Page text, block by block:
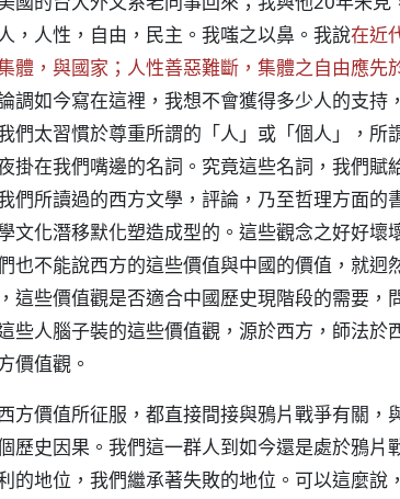
，人性，自由，民主。我嗤之以鼻。我說在近
體，與國家；人性善惡難斷，集體之自由應先
調如今寫在這裡，我想不會獲得多少人的支持
們太習慣於尊重所謂的「人」或「個人」，所
掛在我們嘴邊的名詞。究竟這些名詞，我們賦
們所讀過的西方文學，評論，乃至哲理方面的
文化潛移默化塑造成型的。這些觀念之好好壞
也不能說西方的這些價值與中國的價值，就迥
這些價值觀是否適合中國歷史現階段的需要，
些人腦子裝的這些價值觀，源於西方，師法於
價值觀。
方價值所征服，都直接間接與鴉片戰爭有關，
歷史因果。我們這一群人到如今還是處於鴉片
的地位，我們繼承著失敗的地位。可以這麼說